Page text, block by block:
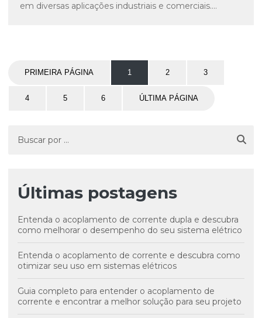
em diversas aplicações industriais e comerciais.
PRIMEIRA PÁGINA 1 2 3
4 5 6 ÚLTIMA PÁGINA
Últimas postagens
Entenda o acoplamento de corrente dupla e descubra
como melhorar o desempenho do seu sistema elétrico
Entenda o acoplamento de corrente e descubra como
otimizar seu uso em sistemas elétricos
Guia completo para entender o acoplamento de
corrente e encontrar a melhor solução para seu projeto